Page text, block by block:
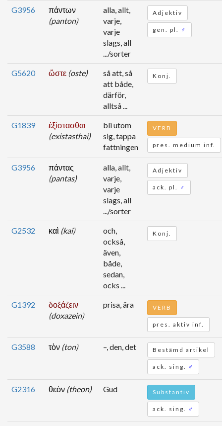
G3956
πάντων
(panton)
alla, allt,
varje,
varje
slags, all
.../sorter
Adjektiv
gen. pl. ♂
G5620 ὥστε (oste)
så att, så
att både,
därför,
alltså ...
Konj.
G1839
ἐξίστασθαι
(existasthai)
bli utom
sig, tappa
fattningen
VERB
pres. medium inf.
G3956
πάντας
(pantas)
alla, allt,
varje,
varje
slags, all
.../sorter
Adjektiv
ack. pl. ♂
G2532 καὶ (kai)
och,
också,
även,
både,
sedan,
ocks ...
Konj.
G1392
δοξάζειν
(doxazein)
prisa, ära VERB
pres. aktiv inf.
G3588 τὸν (ton) –, den, det Bestämd artikel
ack. sing. ♂
G2316 θεὸν (theon) Gud Substantiv
ack. sing. ♂